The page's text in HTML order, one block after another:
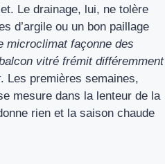
Le drainage, lui, ne tolère
d’argile ou un bon paillage
microclimat façonne des
vitré frémit différemment
. Les premières semaines,
mesure dans la lenteur de la
rien et la saison chaude